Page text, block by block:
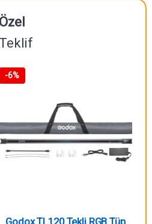
Özel
Teklif
-6%
Godox TL120 Tekli RGB Tüp